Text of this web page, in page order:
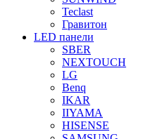
Teclast
Гравитон
LED панели
SBER
NEXTOUCH
LG
Benq
IKAR
IIYAMA
HISENSE